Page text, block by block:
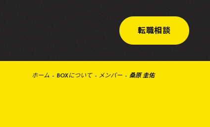
転職相談
ホーム BOXについて メンバー 桑原 圭佑